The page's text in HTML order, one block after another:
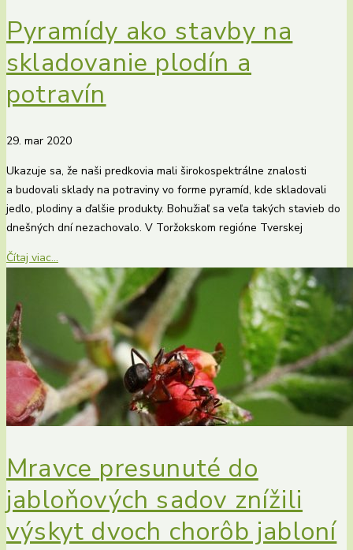
Pyramídy ako stavby na
skladovanie plodín a
potravín
29. mar 2020
Ukazuje sa, že naši predkovia mali širokospektrálne znalosti
a budovali sklady na potraviny vo forme pyramíd, kde skladovali
jedlo, plodiny a ďalšie produkty. Bohužiaľ sa veľa takých stavieb do
dnešných dní nezachovalo. V Toržokskom regióne Tverskej
Čítaj viac...
Mravce presunuté do
jabloňových sadov znížili
výskyt dvoch chorôb jabloní